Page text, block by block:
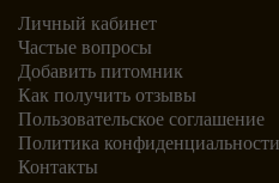
Уральский рекс
Шотландская
Экзотическая
Невская маскарадная
Норвежская лесная
Личный кабинет
Частые вопросы
Добавить питомник
Как получить отзывы
Пользовательское соглашение
Политика конфиденциальности
Контакты